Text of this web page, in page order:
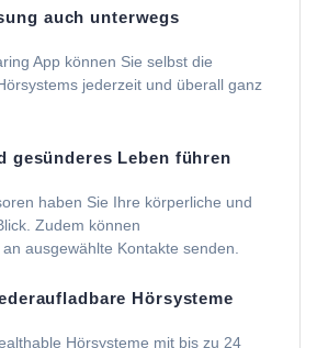
auch unterwegs
App können Sie selbst die
jederzeit und überall ganz
gesünderes Leben führen
haben Sie Ihre körperliche und
Zudem können
ausgewählte Kontakte senden.
Hörsysteme
Hörsysteme mit bis zu 24